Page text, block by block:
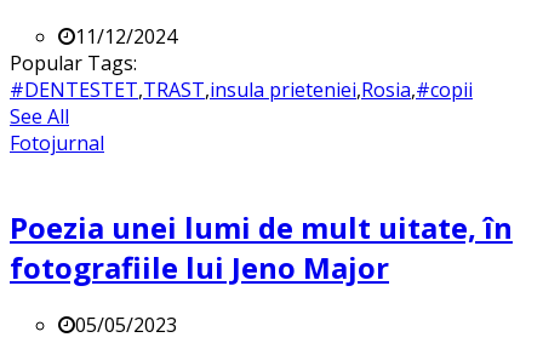
11/12/2024
Popular Tags:
#DENTESTET,TRAST,insula prieteniei,Rosia,#copii
See All
Fotojurnal
Poezia unei lumi de mult uitate, în
fotografiile lui Jeno Major
05/05/2023